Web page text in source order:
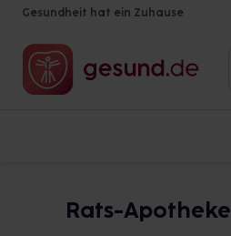
Gesundheit hat ein Zuhause
Rats-Apotheke